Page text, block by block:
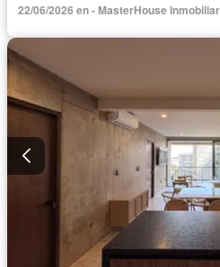
22/06/2026 en - MasterHouse